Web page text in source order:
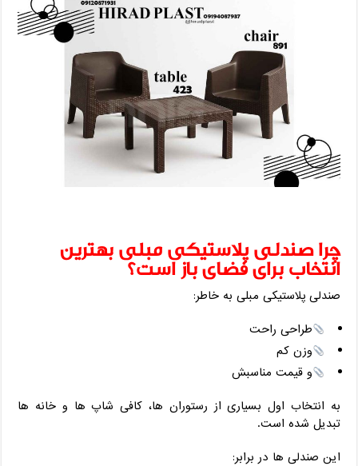
چرا صندلی پلاستیکی مبلی بهترین
انتخاب برای فضای باز است؟
صندلی پلاستیکی مبلی به‌ خاطر:
طراحی راحت
وزن کم
و قیمت مناسبش
به انتخاب اول بسیاری از رستوران ‌ها، کافی ‌شاپ ‌ها و خانه ‌ها
تبدیل شده است.
این صندلی ‌ها در برابر: